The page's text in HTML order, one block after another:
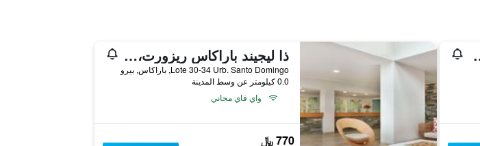
باراكاس ذا ليجيند باراكاس ريزورت، إيه ديستينيشن باي حياة هوتل
Lote 30-34 Urb. Santo Domingo, باراكاس, بيرو
0.0 كيلومتر عن وسط المدينة
واي فاي مجاني
770 ﷼